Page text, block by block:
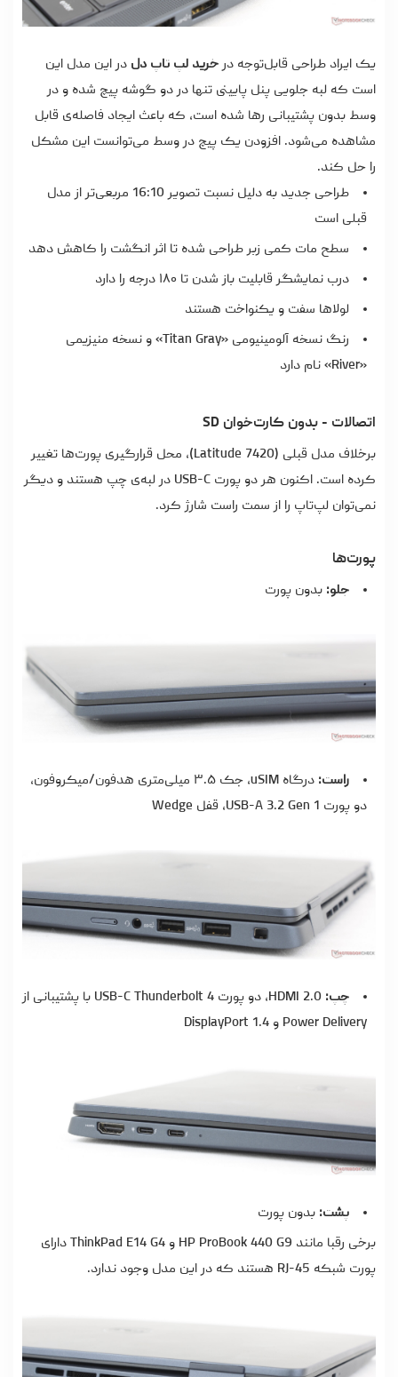
یک ایراد طراحی قابل‌توجه در خرید لپ تاپ دل در این مدل این
است که لبه جلویی پنل پایینی تنها در دو گوشه پیچ شده و در
وسط بدون پشتیبانی رها شده است، که باعث ایجاد فاصله‌ی قابل
مشاهده می‌شود. افزودن یک پیچ در وسط می‌توانست این مشکل
را حل کند.
طراحی جدید به دلیل نسبت تصویر 16:10 مربعی‌تر از مدل
قبلی است
سطح مات کمی زبر طراحی شده تا اثر انگشت را کاهش دهد
درب نمایشگر قابلیت باز شدن تا ۱۸۰ درجه را دارد
لولاها سفت و یکنواخت هستند
رنگ نسخه آلومینیومی «Titan Gray» و نسخه منیزیمی
«River» نام دارد
اتصالات - بدون کارت‌خوان SD
برخلاف مدل قبلی (Latitude 7420)، محل قرارگیری پورت‌ها تغییر
کرده است. اکنون هر دو پورت USB-C در لبه‌ی چپ هستند و دیگر
نمی‌توان لپ‌تاپ را از سمت راست شارژ کرد.
پورت‌ها
جلو: بدون پورت
راست:
درگاه uSIM، جک ۳.۵ میلی‌متری هدفون/میکروفون،
دو پورت USB-A 3.2 Gen 1، قفل Wedge
چپ:
HDMI 2.0، دو پورت USB-C Thunderbolt 4 با پشتیبانی از
Power Delivery و DisplayPort 1.4
پشت: بدون پورت
برخی رقبا مانند HP ProBook 440 G9 و ThinkPad E14 G4 دارای
پورت شبکه RJ-45 هستند که در این مدل وجود ندارد.